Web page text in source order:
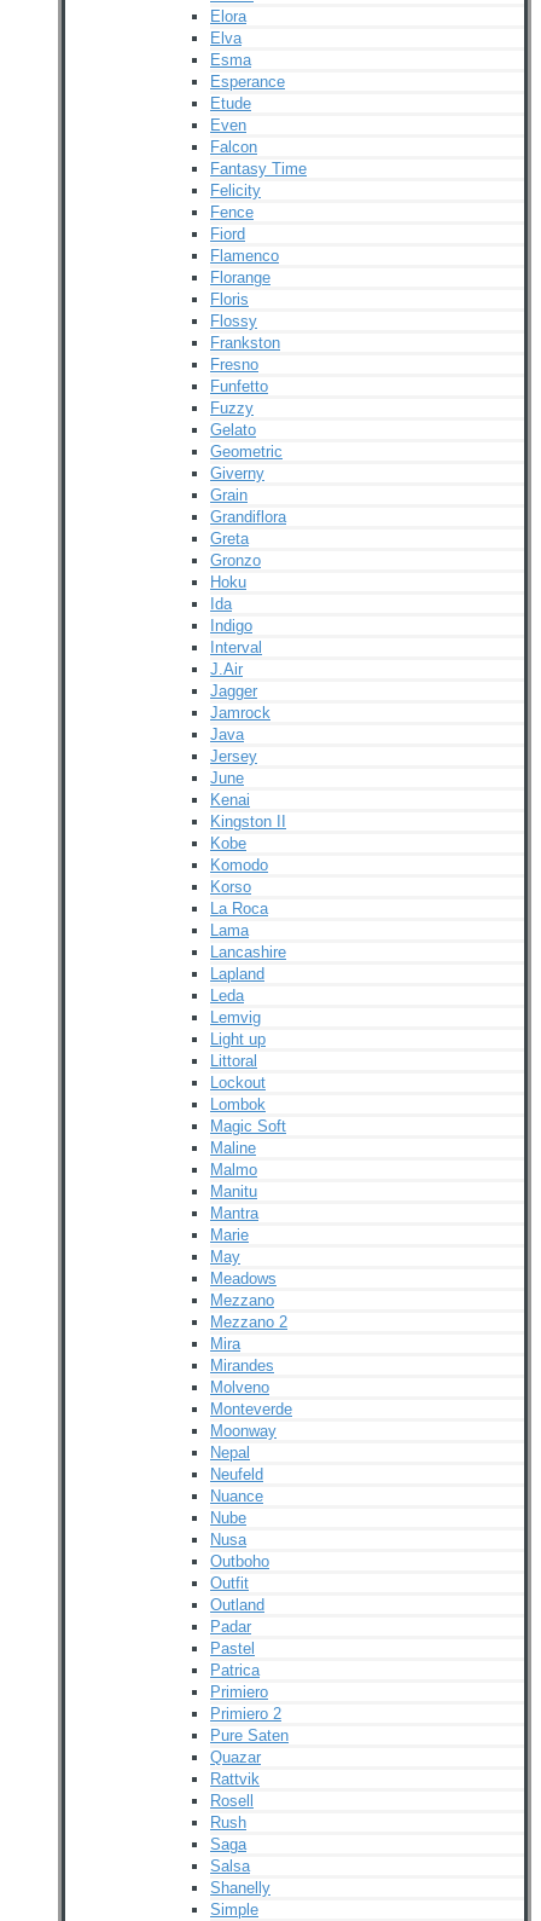
Elora
Elva
Esma
Esperance
Etude
Even
Falcon
Fantasy Time
Felicity
Fence
Fiord
Flamenco
Florange
Floris
Flossy
Frankston
Fresno
Funfetto
Fuzzy
Gelato
Geometric
Giverny
Grain
Grandiflora
Greta
Gronzo
Hoku
Ida
Indigo
Interval
J.Air
Jagger
Jamrock
Java
Jersey
June
Kenai
Kingston II
Kobe
Komodo
Korso
La Roca
Lama
Lancashire
Lapland
Leda
Lemvig
Light up
Littoral
Lockout
Lombok
Magic Soft
Maline
Malmo
Manitu
Mantra
Marie
May
Meadows
Mezzano
Mezzano 2
Mira
Mirandes
Molveno
Monteverde
Moonway
Nepal
Neufeld
Nuance
Nube
Nusa
Outboho
Outfit
Outland
Padar
Pastel
Patrica
Primiero
Primiero 2
Pure Saten
Quazar
Rattvik
Rosell
Rush
Saga
Salsa
Shanelly
Simple